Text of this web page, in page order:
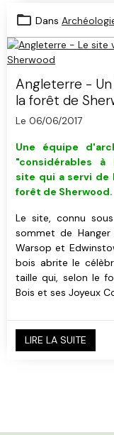
Dans
Angleterre -
la forêt de
Le 06/06/2017
Une équipe
"considérables
site qui a servi de
forêt de Sherwood.
Le site, connu
sommet de
Warsop et
bois abrite le
taille qui, selon le
Bois et ses Joyeux
LIRE LA SUITE